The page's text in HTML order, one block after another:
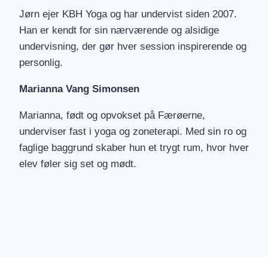
Jørn ejer KBH Yoga og har undervist siden 2007.
Han er kendt for sin nærværende og alsidige
undervisning, der gør hver session inspirerende og
personlig.
Marianna Vang Simonsen
Marianna, født og opvokset på Færøerne,
underviser fast i yoga og zoneterapi. Med sin ro og
faglige baggrund skaber hun et trygt rum, hvor hver
elev føler sig set og mødt.